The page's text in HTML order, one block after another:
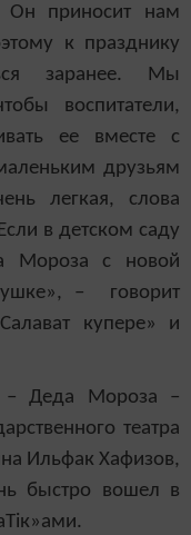
Он приносит нам
к празднику
заранее. Мы
воспитатели,
ее вместе с
друзьям
легкая, слова
в детском саду
Мороза с новой
– говорит
купере» и
– Деда Мороза –
театра
Ильфак Хафизов,
быстро вошел в